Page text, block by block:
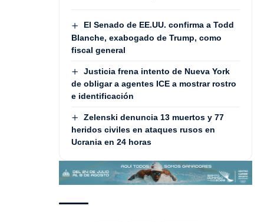
El Senado de EE.UU. confirma a Todd
Blanche, exabogado de Trump, como
fiscal general
Justicia frena intento de Nueva York
de obligar a agentes ICE a mostrar rostro
e identificación
Zelenski denuncia 13 muertos y 77
heridos civiles en ataques rusos en
Ucrania en 24 horas